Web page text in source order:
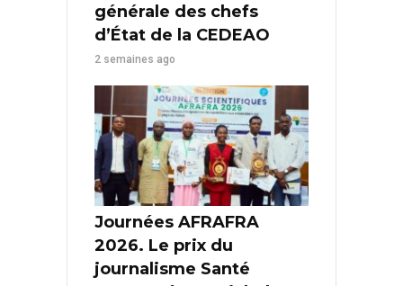
générale des chefs
d’État de la CEDEAO
2 semaines ago
Journées AFRAFRA
2026. Le prix du
journalisme Santé